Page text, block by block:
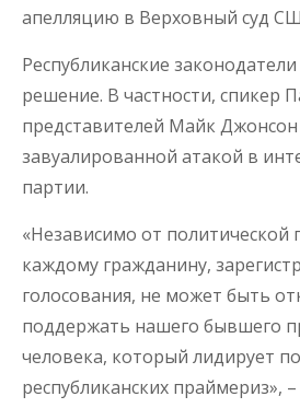
апелляцию в Верховный суд
Республиканские
решение. В частности, спикер
представителей Майк Джонсон
завуалированной атакой в
партии.
«Независимо от политической
каждому гражданину,
голосования, не может быть
поддержать нашего бывшего
человека, который лидирует
республиканских праймериз», –